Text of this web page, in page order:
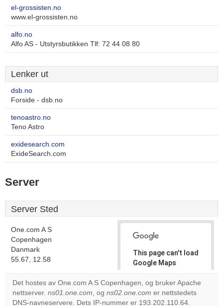
el-grossisten.no
www.el-grossisten.no
alfo.no
Alfo AS - Utstyrsbutikken Tlf: 72 44 08 80
Lenker ut
dsb.no
Forside - dsb.no
tenoastro.no
Teno Astro
exidesearch.com
ExideSearch.com
Server
Server Sted
One.com A S
Copenhagen
Danmark
55.67, 12.58
This page can't load
Google Maps
correctly.
Do you
own this
Det hostes av One.com A S Copenhagen, og bruker Apache
nettserver. ns01.one.com, og ns02.one.com er nettstedets
DNS-navneservere. Dets IP-nummer er 193.202.110.64.